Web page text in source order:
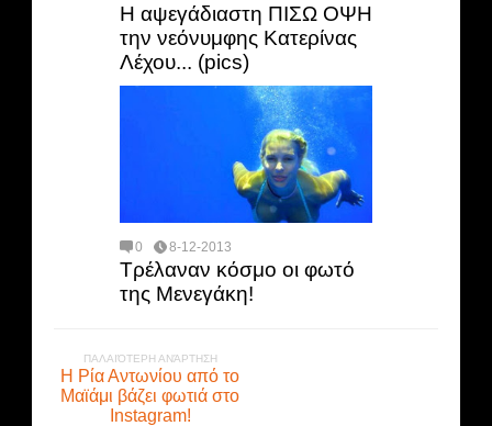
Η αψεγάδιαστη ΠΙΣΩ ΟΨΗ
την νεόνυμφης Κατερίνας
Λέχου... (pics)
0 8-12-2013
Τρέλαναν κόσμο οι φωτό
της Μενεγάκη!
ΠΑΛΑΙΌΤΕΡΗ ΑΝΆΡΤΗΣΗ
Η Ρία Αντωνίου από το
Μαϊάμι βάζει φωτιά στο
Instagram!